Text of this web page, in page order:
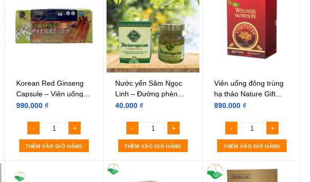
Korean Red Ginseng
Capsule – Viên uống
Hồng sâm linh chi
990.000₫
THÊM VÀO GIỎ HÀNG
Nước yến Sâm Ngọc
Linh – Đường phèn
(Hũ 70ml)
40.000₫
THÊM VÀO GIỎ HÀNG
Viên uống đông trùng
hạ thảo Nature Gift
Wellness Nutrition
890.000₫
THÊM VÀO GIỎ HÀNG